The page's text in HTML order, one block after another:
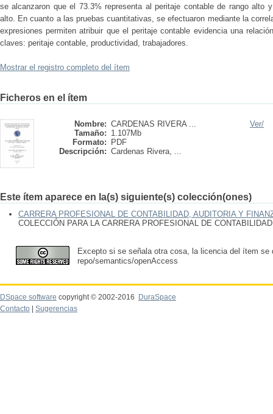
se alcanzaron que el 73.3% representa al peritaje contable de rango alto
alto. En cuanto a las pruebas cuantitativas, se efectuaron mediante la
expresiones permiten atribuir que el peritaje contable evidencia una
claves: peritaje contable, productividad, trabajadores.
Mostrar el registro completo del ítem
Ficheros en el ítem
Nombre: CARDENAS RIVERA ...
Tamaño: 1.107Mb
Formato:
PDF
Descripción: Cardenas Rivera, ...
Ver/
Este ítem aparece en la(s) siguiente(s) colección(ones)
CARRERA PROFESIONAL DE CONTABILIDAD, AUDITORIA Y
COLECCIÓN PARA LA CARRERA PROFESIONAL DE
Excepto si se señala otra cosa, la licencia del ítem se
repo/semantics/openAccess
DSpace software copyright © 2002-2016
DuraSpace
Contacto
Sugerencias